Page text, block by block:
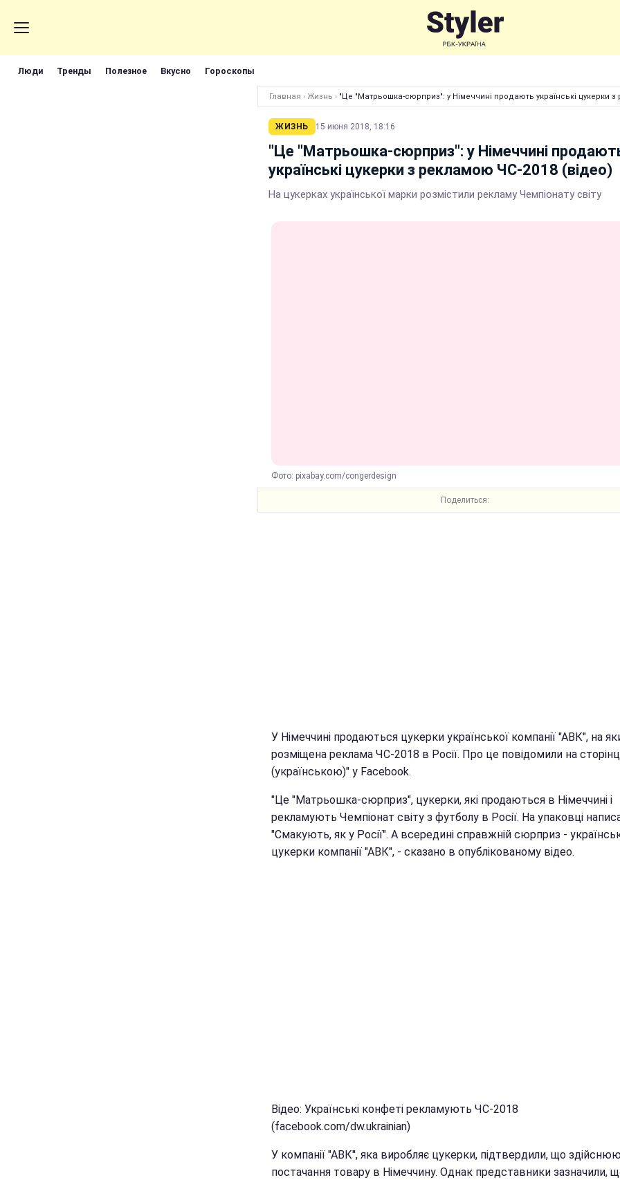
Люди Тренды Полезное Вкусно Гороскопы
Главная › Жизнь › "Це "Матрьошка-сюрприз": у Німеччині продають українські цукерки з
ЖИЗНЬ 15 июня 2018, 18:16
"Це "Матрьошка-сюрприз": у Німеччині
українські цукерки з рекламою ЧС-2018 (відео)
На цукерках української марки розмістили рекламу Чемпіонату світу
Фото: pixabay.com/congerdesign
Поделиться:
У Німеччині продаються цукерки української компанії "АВК", на
розміщена реклама ЧС-2018 в Росії. Про це повідомили на
(українською)" у Facebook.
"Це "Матрьошка-сюрприз", цукерки, які продаються в Німеччині і
рекламують Чемпіонат світу з футболу в Росії. На упаковці
"Смакують, як у Росії". А всередині справжній сюрприз -
цукерки компанії "АВК", - сказано в опублікованому відео.
Відео: Українські конфеті рекламують ЧС-2018
(facebook.com/dw.ukrainian)
У компанії "АВК", яка виробляє цукерки, підтвердили, що
постачання товару в Німеччину. Однак представники зазначили,